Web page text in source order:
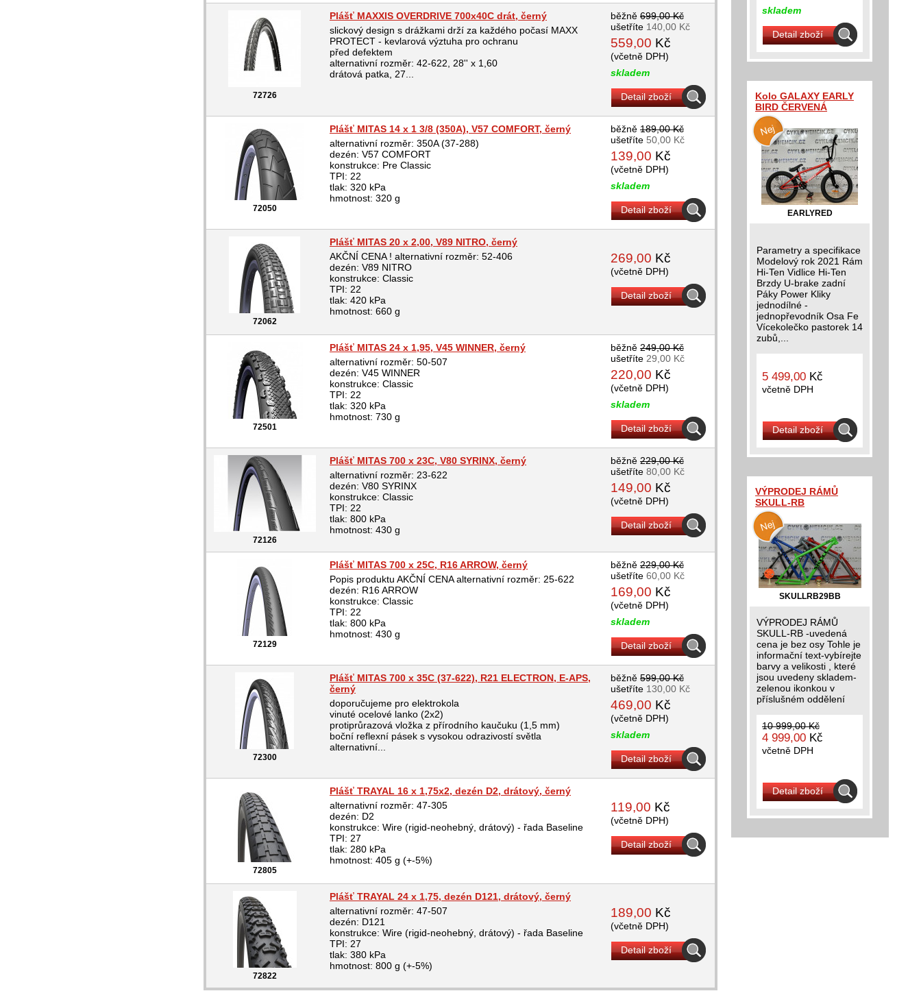
72726
Plášť MAXXIS OVERDRIVE 700x40C drát, černý
slickový design s drážkami drží za každého počasí MAXX
PROTECT - kevlarová výztuha pro ochranu
před defektem
alternativní rozměr: 42-622, 28'' x 1,60
drátová patka, 27...
běžně 699,00 Kč
ušetříte 140,00 Kč
559,00 Kč
(včetně DPH)
skladem
Detail zboží
72050
Plášť MITAS 14 x 1 3/8 (350A), V57 COMFORT, černý
alternativní rozměr: 350A (37-288)
dezén: V57 COMFORT
konstrukce: Pre Classic
TPI: 22
tlak: 320 kPa
hmotnost: 320 g
běžně 189,00 Kč
ušetříte 50,00 Kč
139,00 Kč
(včetně DPH)
skladem
Detail zboží
72062
Plášť MITAS 20 x 2,00, V89 NITRO, černý
AKČNÍ CENA ! alternativní rozměr: 52-406
dezén: V89 NITRO
konstrukce: Classic
TPI: 22
tlak: 420 kPa
hmotnost: 660 g
269,00 Kč
(včetně DPH)
Detail zboží
72501
Plášť MITAS 24 x 1,95, V45 WINNER, černý
alternativní rozměr: 50-507
dezén: V45 WINNER
konstrukce: Classic
TPI: 22
tlak: 320 kPa
hmotnost: 730 g
běžně 249,00 Kč
ušetříte 29,00 Kč
220,00 Kč
(včetně DPH)
skladem
Detail zboží
72126
Plášť MITAS 700 x 23C, V80 SYRINX, černý
alternativní rozměr: 23-622
dezén: V80 SYRINX
konstrukce: Classic
TPI: 22
tlak: 800 kPa
hmotnost: 430 g
běžně 229,00 Kč
ušetříte 80,00 Kč
149,00 Kč
(včetně DPH)
Detail zboží
72129
Plášť MITAS 700 x 25C, R16 ARROW, černý
Popis produktu AKČNÍ CENA alternativní rozměr: 25-622
dezén: R16 ARROW
konstrukce: Classic
TPI: 22
tlak: 800 kPa
hmotnost: 430 g
běžně 229,00 Kč
ušetříte 60,00 Kč
169,00 Kč
(včetně DPH)
skladem
Detail zboží
72300
Plášť MITAS 700 x 35C (37-622), R21 ELECTRON, E-APS,
černý
doporučujeme pro elektrokola
vinuté ocelové lanko (2x2)
protiprůrazová vložka z přírodního kaučuku (1,5 mm)
boční reflexní pásek s vysokou odrazivostí světla
alternativní...
běžně 599,00 Kč
ušetříte 130,00 Kč
469,00 Kč
(včetně DPH)
skladem
Detail zboží
72805
Plášť TRAYAL 16 x 1,75x2, dezén D2, drátový, černý
alternativní rozměr: 47-305
dezén: D2
konstrukce: Wire (rigid-neohebný, drátový) - řada Baseline
TPI: 27
tlak: 280 kPa
hmotnost: 405 g (+-5%)
119,00 Kč
(včetně DPH)
Detail zboží
72822
Plášť TRAYAL 24 x 1,75, dezén D121, drátový, černý
alternativní rozměr: 47-507
dezén: D121
konstrukce: Wire (rigid-neohebný, drátový) - řada Baseline
TPI: 27
tlak: 380 kPa
hmotnost: 800 g (+-5%)
189,00 Kč
(včetně DPH)
Detail zboží
skladem
Detail zboží
Kolo GALAXY EARLY
BIRD ČERVENÁ
EARLYRED
Parametry a specifikace
Modelový rok 2021 Rám
Hi-Ten Vidlice Hi-Ten
Brzdy U-brake zadní
Páky Power Kliky
jednodílné -
jednopřevodník Osa Fe
Vícekolečko pastorek 14
zubů,...
5 499,00 Kč
včetně DPH
Detail zboží
VÝPRODEJ RÁMŮ
SKULL-RB
SKULLRB29BB
VÝPRODEJ RÁMŮ
SKULL-RB -uvedená
cena je bez osy Tohle je
informační text-vybírejte
barvy a velikosti , které
jsou uvedeny skladem-
zelenou ikonkou v
příslušném oddělení
10 999,00 Kč
4 999,00 Kč
včetně DPH
Detail zboží